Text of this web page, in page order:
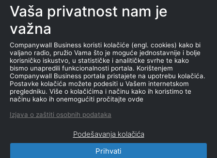
DUGOVANJA
MENICE I ZALOGE
NEKRETNINE U VLASNIŠTVU
CompanyWall Business © 2026
Vaša privatnost nam je
važna
Companywall Business koristi kolačiće (engl. cookies) kako bi
valjano radio, pružio Vama što je moguće jednostavnije i bolje
korisničko iskustvo, u statističke i analitičke svrhe te kako
bismo unapredili funkcionalnosti portala. Korištenjem
Companywall Business portala pristajete na upotrebu kolačića.
Postavke kolačića možete podesiti u Vašem internetskom
pregledniku. Više o kolačićima i načinu kako ih koristimo te
načinu kako ih onemogućiti pročitajte ovde
Izjava o zaštiti osobnih podataka
Podešavanja kolačića
Prihvati